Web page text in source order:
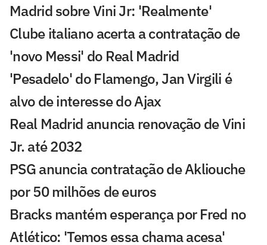
Madrid sobre Vini Jr: 'Realmente'
Clube italiano acerta a contratação de
'novo Messi' do Real Madrid
'Pesadelo' do Flamengo, Jan Virgili é
alvo de interesse do Ajax
Real Madrid anuncia renovação de Vini
Jr. até 2032
PSG anuncia contratação de Akliouche
por 50 milhões de euros
Bracks mantém esperança por Fred no
Atlético: 'Temos essa chama acesa'